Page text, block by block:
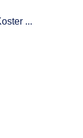
...